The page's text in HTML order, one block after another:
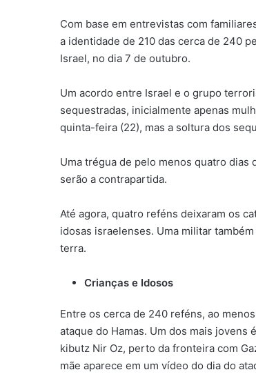
Com base em entrevistas com
a identidade de 210 das cerca de 240
Israel, no dia 7 de outubro.
Um acordo entre Israel e o grupo
sequestradas, inicialmente apenas
quinta-feira (22), mas a soltura dos
Uma trégua de pelo menos quatro dias
serão a contrapartida.
Até agora, quatro reféns deixaram os
idosas israelenses. Uma militar
terra.
Crianças e Idosos
Entre os cerca de 240 reféns, ao
ataque do Hamas. Um dos mais
kibutz Nir Oz, perto da fronteira com
mãe aparece em um vídeo do dia do